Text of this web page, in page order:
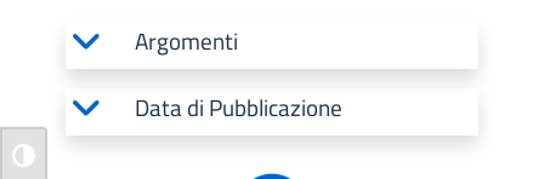
Attiva/disattiva alto contrasto
Argomenti
Data di Pubblicazione